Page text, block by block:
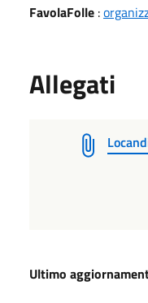
FavolaFolle :
Allegati
Ultimo